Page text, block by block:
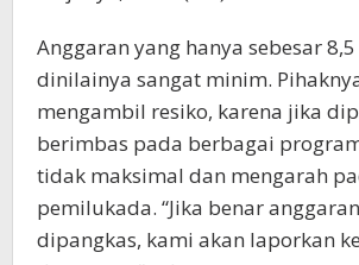
Anggaran yang hanya sebesar
dinilainya sangat minim.
mengambil resiko, karena jika
berimbas pada berbagai
tidak maksimal dan mengarah
pemilukada. “Jika benar
dipangkas, kami akan laporkan